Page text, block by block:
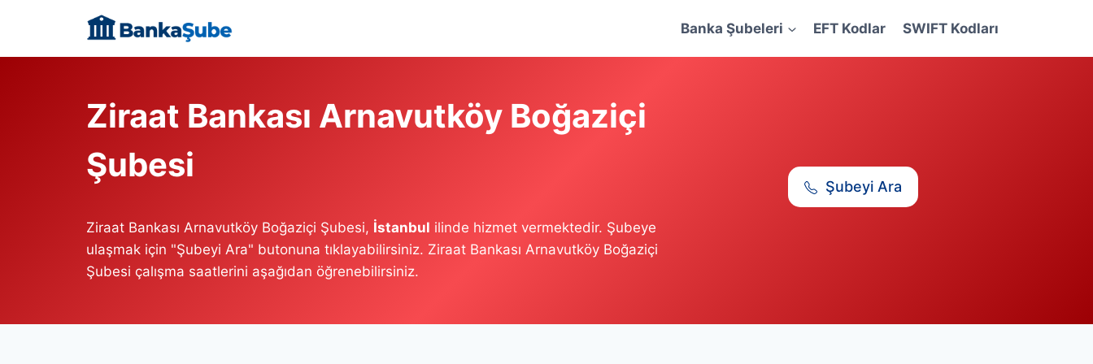
content
Banka Şubeleri EFT Kodlar SWIFT Kodları
Ziraat Bankası Arnavutköy Boğaziçi
Şubesi
Ziraat Bankası Arnavutköy Boğaziçi Şubesi, İstanbul ilinde hizmet vermektedir. Şubeye
ulaşmak için "Şubeyi Ara" butonuna tıklayabilirsiniz. Ziraat Bankası Arnavutköy Boğaziçi
Şubesi çalışma saatlerini aşağıdan öğrenebilirsiniz.
Şubeyi Ara